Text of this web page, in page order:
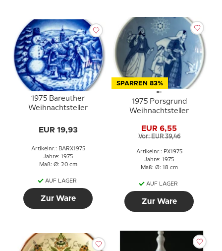
1975 Bareuther
Weihnachtsteller
EUR 19,93
Artikelnr.: BARX1975
Jahre: 1975
Maß: Ø: 20 cm
AUF LAGER
Zur Ware
SPARREN 83%
1975 Porsgrund
Weihnachtsteller
EUR 6,55
Vor: EUR 39,46
Artikelnr.: PX1975
Jahre: 1975
Maß: Ø: 18 cm
AUF LAGER
Zur Ware